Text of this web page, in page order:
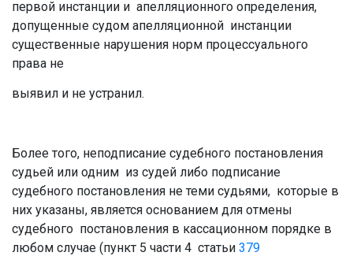
первой инстанции и апелляционного определения,
допущенные судом апелляционной инстанции
существенные нарушения норм процессуального
права не
выявил и не устранил.
Более того, неподписание судебного постановления
судьей или одним из судей либо подписание
судебного постановления не теми судьями, которые в
них указаны, является основанием для отмены
судебного постановления в кассационном порядке в
любом случае (пункт 5 части 4 статьи 379